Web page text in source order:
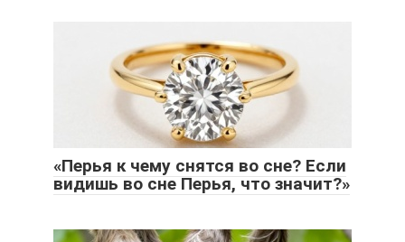
«Перья к чему снятся во сне? Если
видишь во сне Перья, что значит?»